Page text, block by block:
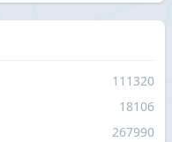
111320
18106
267990